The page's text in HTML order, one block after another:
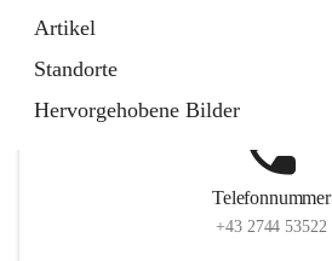
Artikel
Standorte
Hervorgehobene Bilder
Telefonnummer
+43 2744 53522